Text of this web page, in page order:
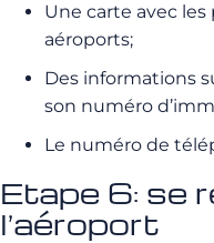
Une carte avec les
aéroports;
Des informations
son numéro
Le numéro de
Etape 6: se
l’aéroport